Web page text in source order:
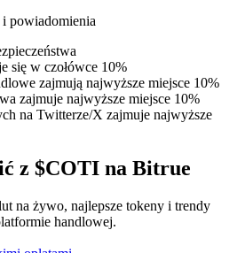
informacje handlowe itp.
powiadomienia
się w czołówce 10%
zajmują najwyższe miejsce 10%
zajmuje najwyższe miejsce 10%
na Twitterze/X zajmuje najwyższe
z $COTI na Bitrue
na żywo, najlepsze tokeny i trendy
handlowej.